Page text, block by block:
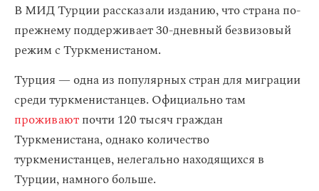
В МИД Турции рассказали изданию, что страна по-
прежнему поддерживает 30-дневный безвизовый
режим с Туркменистаном.
Турция — одна из популярных стран для миграции
среди туркменистанцев. Официально там
проживаютпочти 120 тысяч граждан
Туркменистана, однако количество
туркменистанцев, нелегально находящихся в
Турции, намного больше.